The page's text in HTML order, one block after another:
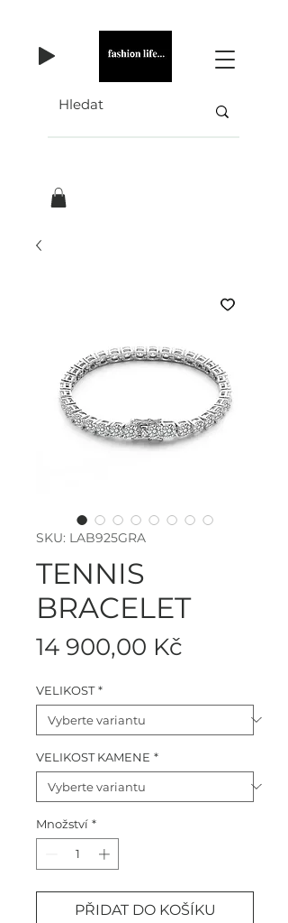
SKU: LAB925GRA
TENNIS
BRACELET
14 900,00 Kč
VELIKOST *
VELIKOST KAMENE *
Množství *
PŘIDAT DO KOŠÍKU